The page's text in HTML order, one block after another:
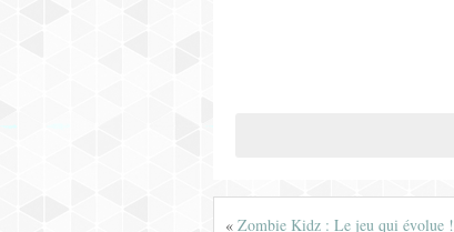
« Zombie Kidz : Le jeu qui évolue !